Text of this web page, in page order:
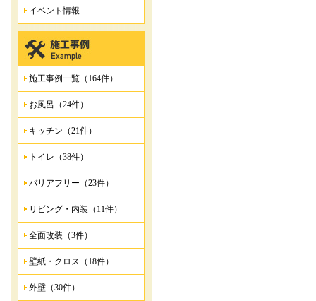
イベント情報
施工事例一覧（164件）
お風呂（24件）
キッチン（21件）
トイレ（38件）
バリアフリー（23件）
リビング・内装（11件）
全面改装（3件）
壁紙・クロス（18件）
外壁（30件）